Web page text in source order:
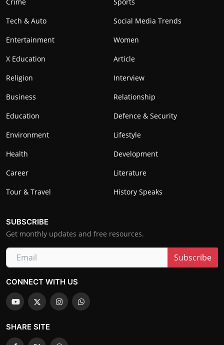
Tech & Auto
Social Media Trends
Entertainment
Women
X Education
Article
Religion
Interview
Business
Relationship
Education
Defence & Security
Environment
Lifestyle
Health
Development
Career
Literature
Tour & Travel
History Speaks
SUBSCRIBE
Get monthly updates and free resources.
Subscribe
CONNECT WITH US
SHARE SITE